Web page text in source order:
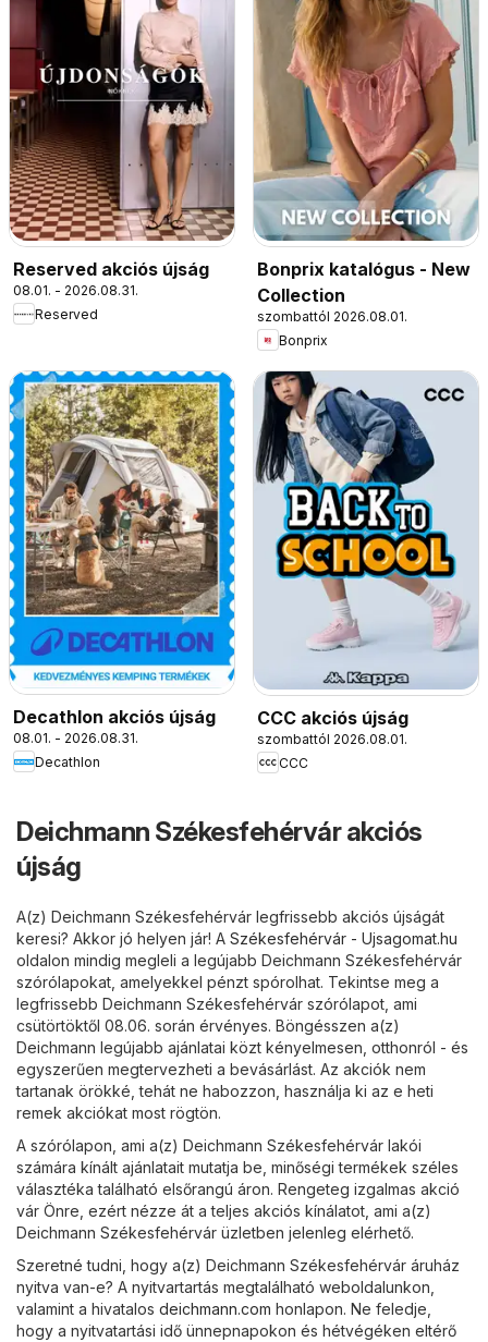
Reserved akciós újság
08.01. - 2026.08.31.
Reserved
Bonprix katalógus - New
Collection
szombattól 2026.08.01.
Bonprix
Decathlon akciós újság
08.01. - 2026.08.31.
Decathlon
CCC akciós újság
szombattól 2026.08.01.
CCC
Deichmann Székesfehérvár akciós
újság
A(z) Deichmann Székesfehérvár legfrissebb akciós újságát
keresi? Akkor jó helyen jár! A Székesfehérvár - Ujsagomat.hu
oldalon mindig megleli a legújabb Deichmann Székesfehérvár
szórólapokat, amelyekkel pénzt spórolhat. Tekintse meg a
legfrissebb Deichmann Székesfehérvár szórólapot, ami
csütörtöktől 08.06. során érvényes. Böngésszen a(z)
Deichmann legújabb ajánlatai közt kényelmesen, otthonról - és
egyszerűen megtervezheti a bevásárlást. Az akciók nem
tartanak örökké, tehát ne habozzon, használja ki az e heti
remek akciókat most rögtön.
A szórólapon, ami a(z) Deichmann Székesfehérvár lakói
számára kínált ajánlatait mutatja be, minőségi termékek széles
választéka található elsőrangú áron. Rengeteg izgalmas akció
vár Önre, ezért nézze át a teljes akciós kínálatot, ami a(z)
Deichmann Székesfehérvár üzletben jelenleg elérhető.
Szeretné tudni, hogy a(z) Deichmann Székesfehérvár áruház
nyitva van-e? A nyitvartartás megtalálható weboldalunkon,
valamint a hivatalos deichmann.com honlapon. Ne feledje,
hogy a nyitvatartási idő ünnepnapokon és hétvégéken eltérő